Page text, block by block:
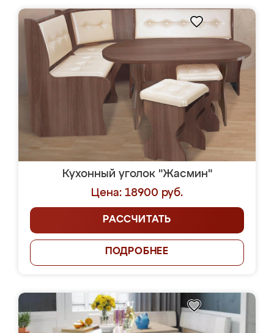
Кухонный уголок "Жасмин"
Цена: 18900 руб.
РАССЧИТАТЬ
ПОДРОБНЕЕ